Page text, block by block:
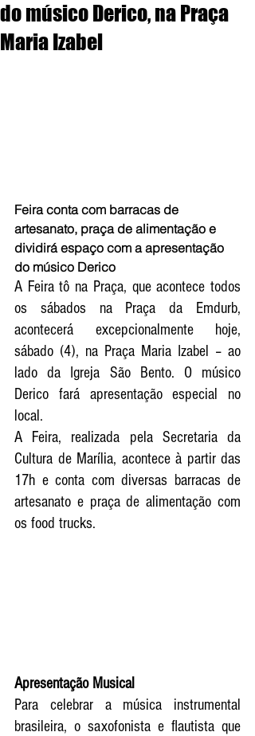
do músico Derico, na Praça
Maria Izabel
Feira conta com barracas de
artesanato, praça de alimentação e
dividirá espaço com a apresentação
do músico Derico
A Feira tô na Praça, que acontece todos
os sábados na Praça da Emdurb,
acontecerá excepcionalmente hoje,
sábado (4), na Praça Maria Izabel – ao
lado da Igreja São Bento. O músico
Derico fará apresentação especial no
local.
A Feira, realizada pela Secretaria da
Cultura de Marília, acontece à partir das
17h e conta com diversas barracas de
artesanato e praça de alimentação com
os food trucks.
Apresentação Musical
Para celebrar a música instrumental
brasileira, o saxofonista e flautista que